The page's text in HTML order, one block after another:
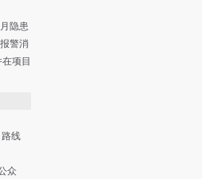
隐患
警消
项目
线
众